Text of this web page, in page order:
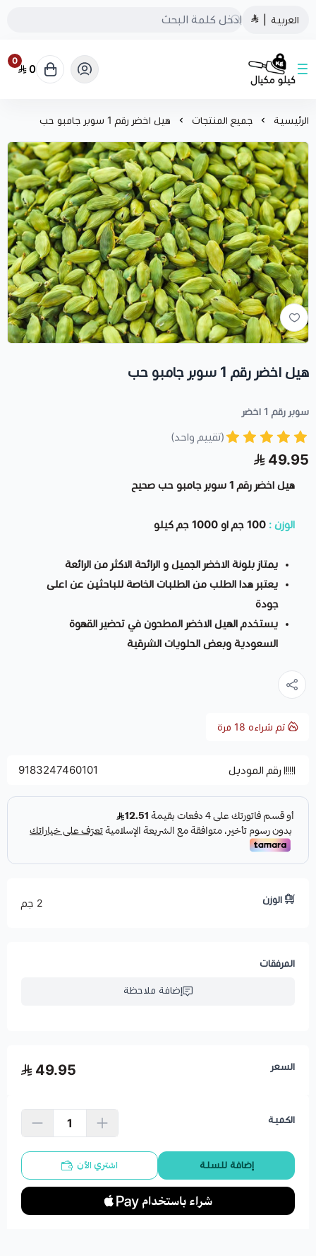
العربية
كيلو مكيال
0
0
الرئيسية جميع المنتجات هيل اخضر رقم 1 سوبر جامبو حب
هيل اخضر رقم 1 سوبر جامبو حب
سوبر رقم 1 اخضر
(تقييم واحد)
49.95
هيل اخضر رقم 1 سوبر جامبو حب صحيح
الوزن : 100 جم او 1000 جم كيلو
يمتاز بلونة الاخضر الجميل و الرائحة الاكثر من الرائعة
يعتبر هدا الطلب من الطلبات الخاصة للباحثين عن اعلى
جودة
يستخدم الهيل الاخضر المطحون في تحضير القهوة
السعودية وبعض الحلويات الشرقية
تم شراءه 18 مرة
رقم الموديل 9183247460101
الوزن 2 جم
المرفقات
إضافة ملاحظة
السعر 49.95
الكمية
إضافة للسلة اشتري الآن